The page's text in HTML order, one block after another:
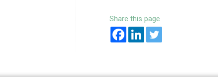
Share this page